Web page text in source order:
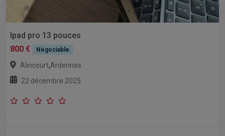
Ipad pro 13 pouces
800 €
Négociable
Alincourt,Ardennes
22 décembre 2025